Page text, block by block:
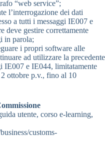
“web service”;
l’interrogazione dei dati
a tutti i messaggi IE007 e
deve gestire correttamente
in parola;
i propri software alle
ad utilizzare la precedente
IE007 e IE044, limitatamente
ottobre p.v., fino al 10
utente, corso e-learning,
customs-